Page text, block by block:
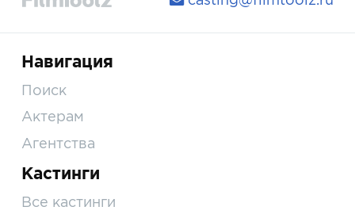
Навигация
Поиск
Актерам
Агентства
Кастинги
Все кастинги